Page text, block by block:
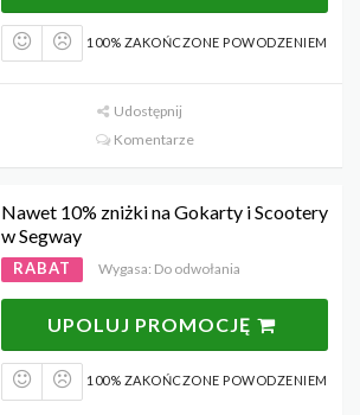
100% ZAKOŃCZONE POWODZENIEM
Udostępnij
Komentarze
Nawet 10% zniżki na Gokarty i Scootery
w Segway
RABAT Wygasa: Do odwołania
UPOLUJ PROMOCJĘ
100% ZAKOŃCZONE POWODZENIEM